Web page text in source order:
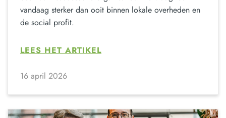
vandaag sterker dan ooit binnen lokale overheden en
de social profit.
LEES HET ARTIKEL
16 april 2026